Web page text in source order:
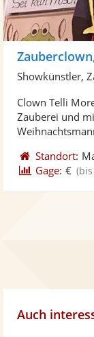
Showkünstler,
Clown Telli
Zauberei und
Standort:
Gage: €
Auch